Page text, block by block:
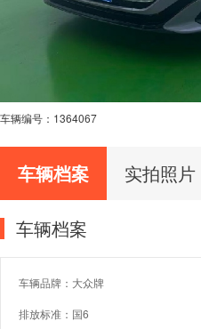
车辆编号： 1364067
车辆档案 实拍照片
车辆档案
车辆品牌：大众牌
排放标准：国6